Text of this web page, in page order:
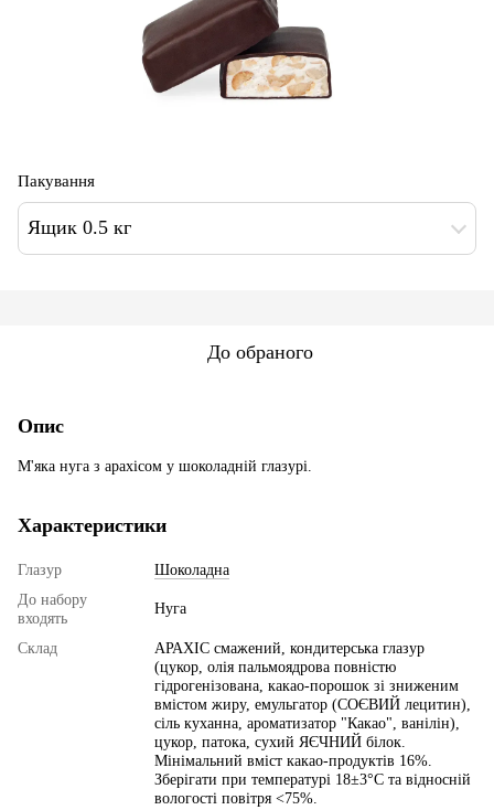
Пакування
Ящик 0.5 кг
До обраного
Опис
М'яка нуга з арахісом у шоколадній глазурі.
Характеристики
Глазур
Шоколадна
До набору
входять
Нуга
Склад
АРАХІС смажений, кондитерська глазур
(цукор, олія пальмоядрова повністю
гідрогенізована, какао-порошок зі зниженим
вмістом жиру, емульгатор (СОЄВИЙ лецитин),
сіль куханна, ароматизатор "Какао", ванілін),
цукор, патока, сухий ЯЄЧНИЙ білок.
Мінімальний вміст какао-продуктів 16%.
Зберігати при температурі 18±3°С та відносній
вологості повітря ˂75%.